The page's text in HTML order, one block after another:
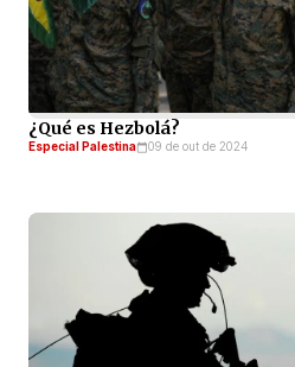
¿Qué es Hezbolá?
Especial Palestina 09 de out de 2024